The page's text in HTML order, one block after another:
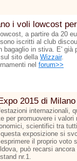
i voli lowcost
a partire da 20
iscritti al club
bagaglio in stiva. E' già
sito della Wizzair.
nel forum>>
2015 di Milano
internazionali,
per promuovere i
scientifici tra
exposizione si
il proprio voto
può recarsi
nr.1.